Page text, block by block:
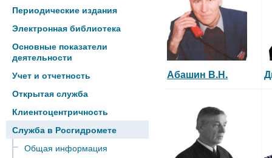
Периодические издания
Электронная библиотека
Основные показатели
деятельности
Учет и отчетность
Открытая служба
Клиентоцентричность
Служба в Росгидромете
Общая информация
Абашин В.Н.